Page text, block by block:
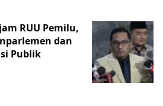
RUU Pemilu,
dan
Publik